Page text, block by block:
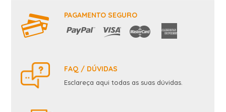
PAGAMENTO SEGURO
FAQ / DÚVIDAS
Esclareça aqui todas as suas dúvidas.